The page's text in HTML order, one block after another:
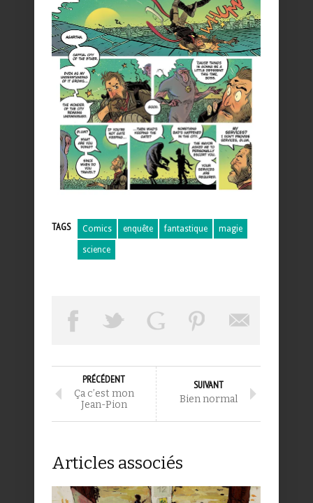
TAGS Comics enquête fantastique magie
science
PRÉCÉDENT
Ça c’est mon
Jean-Pion
SUIVANT
Bien normal
Articles associés